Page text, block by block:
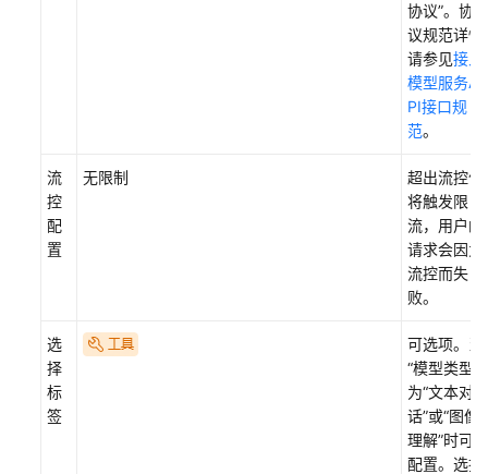
协议”。协
议规范详情
请参见接入
模型服务A
PI接口规
范。
流
控
配
置
无限制
超出流控值
将触发限
流，用户的
请求会因为
流控而失
败。
选
择
标
签
可选项。当
“模型类型”
为“文本对
话”或“图像
理解”时可
配置。选择